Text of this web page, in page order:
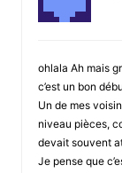
ohlala Ah mais
c’est un bon
Un de mes
niveau pièces,
devait souvent
Je pense que